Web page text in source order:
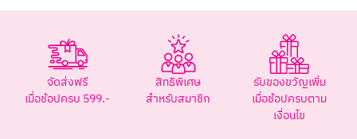
จัดส่งฟรี
เมื่อช้อปครบ 599.-
สิทธิพิเศษ
สำหรับสมาชิก
รับของขวัญเพิ่ม
เมื่อช้อปครบตาม
เงื่อนไข